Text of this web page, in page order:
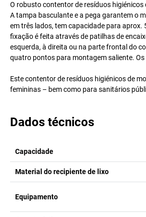
O robusto contentor de resíduos
A tampa basculante e a pega garantem o
em três lados, tem capacidade para
fixação é feita através de patilhas de
esquerda, à direita ou na parte frontal do
quatro pontos para montagem saliente.
Este contentor de resíduos higiénicos de
femininas – bem como para sanitários
Dados técnicos
Capacidade
Material do recipiente de lixo
Equipamento